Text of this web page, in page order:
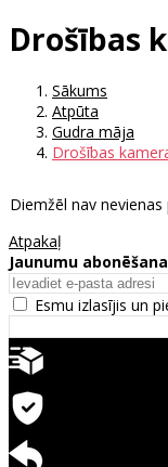
Drošības
Sākums
Atpūta
Gudra māja
Drošības
Diemžēl nav
Atpakaļ
Jaunumu abonēšana
Esmu izlasījis un